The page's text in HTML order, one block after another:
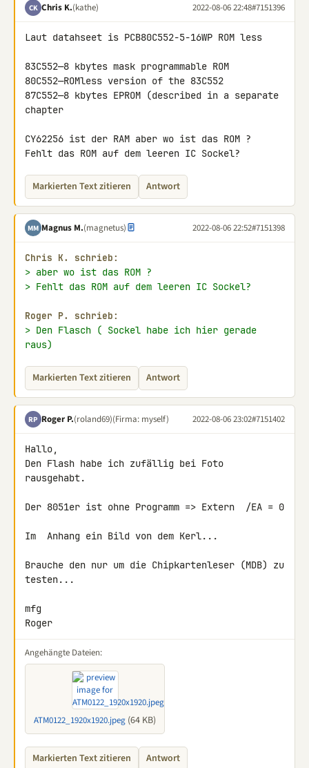
CK Chris K.(kathe) 2022-08-06 22:48#7151396
Laut datahseet is PCB80C552-5-16WP ROM less
83C552—8 kbytes mask programmable ROM
80C552—ROMless version of the 83C552
87C552—8 kbytes EPROM (described in a separate
chapter
CY62256 ist der RAM aber wo ist das ROM ?
Fehlt das ROM auf dem leeren IC Sockel?
Markierten Text zitieren Antwort
MM Magnus M.(magnetus) 2022-08-06 22:52#7151398
Chris K. schrieb:
> aber wo ist das ROM ?
> Fehlt das ROM auf dem leeren IC Sockel?
Roger P. schrieb:
> Den Flasch ( Sockel habe ich hier gerade
raus)
Markierten Text zitieren Antwort
RP Roger P.(roland69)(Firma: myself) 2022-08-06 23:02#7151402
Hallo,
Den Flash habe ich zufällig bei Foto
rausgehabt.
Der 8051er ist ohne Programm => Extern  /EA = 0
Im  Anhang ein Bild von dem Kerl...
Brauche den nur um die Chipkartenleser (MDB) zu
testen...
mfg
Roger
Angehängte Dateien:
ATM0122_1920x1920.jpeg (64 KB)
Markierten Text zitieren Antwort